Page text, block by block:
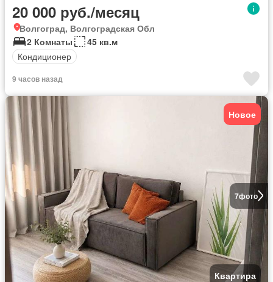
20 000 руб./месяц
Волгоград, Волгоградская Обл
2 Комнаты
45 кв.м
Кондиционер
9 часов назад
7фото
Новое
Квартира